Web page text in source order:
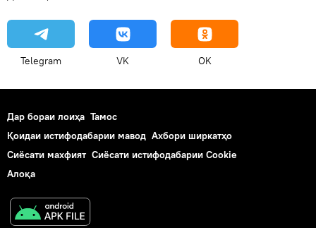
Telegram VK OK
Дар бораи лоиҳа Тамос
Қоидаи истифодабарии мавод Ахбори ширкатҳо
Сиёсати махфият Сиёсати истифодабарии Cookie
Алоқа